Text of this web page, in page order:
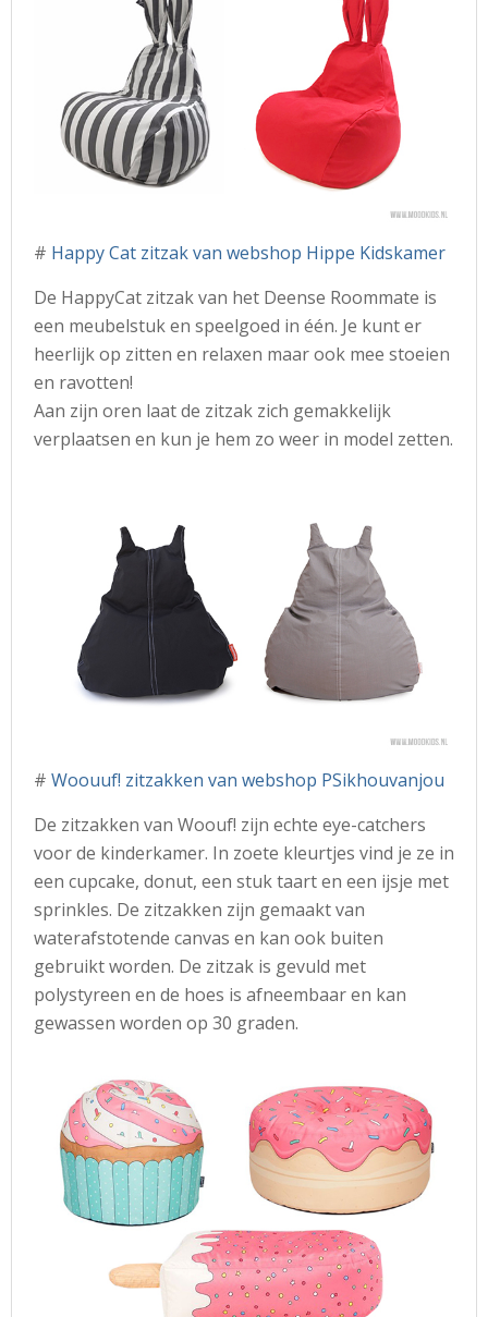
# Happy Cat zitzak van webshop Hippe Kidskamer
De HappyCat zitzak van het Deense Roommate is
een meubelstuk en speelgoed in één. Je kunt er
heerlijk op zitten en relaxen maar ook mee stoeien
en ravotten!
Aan zijn oren laat de zitzak zich gemakkelijk
verplaatsen en kun je hem zo weer in model zetten.
# Woouuf! zitzakken van webshop PSikhouvanjou
De zitzakken van Woouf! zijn echte eye-catchers
voor de kinderkamer. In zoete kleurtjes vind je ze in
een cupcake, donut, een stuk taart en een ijsje met
sprinkles. De zitzakken zijn gemaakt van
waterafstotende canvas en kan ook buiten
gebruikt worden. De zitzak is gevuld met
polystyreen en de hoes is afneembaar en kan
gewassen worden op 30 graden.